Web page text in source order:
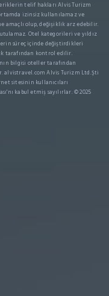
telif hakları Alvis Turizm
izinsiz kullanılamaz ve
olup, değişiklik arz edebilir.
Otel kategorileri ve yıldız
süreç içinde değiştirdikleri
tarafından kontrol edilir.
bilgisi oteller tarafından
alvistravel.com Alvis Turizm Ltd.Şti
sitesinin kullanıcıları
kabul etmiş sayılırlar. © 2025